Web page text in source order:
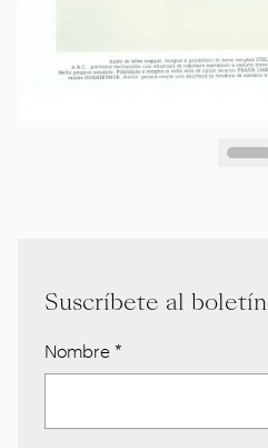
Suscríbete al boletín
Nombre *